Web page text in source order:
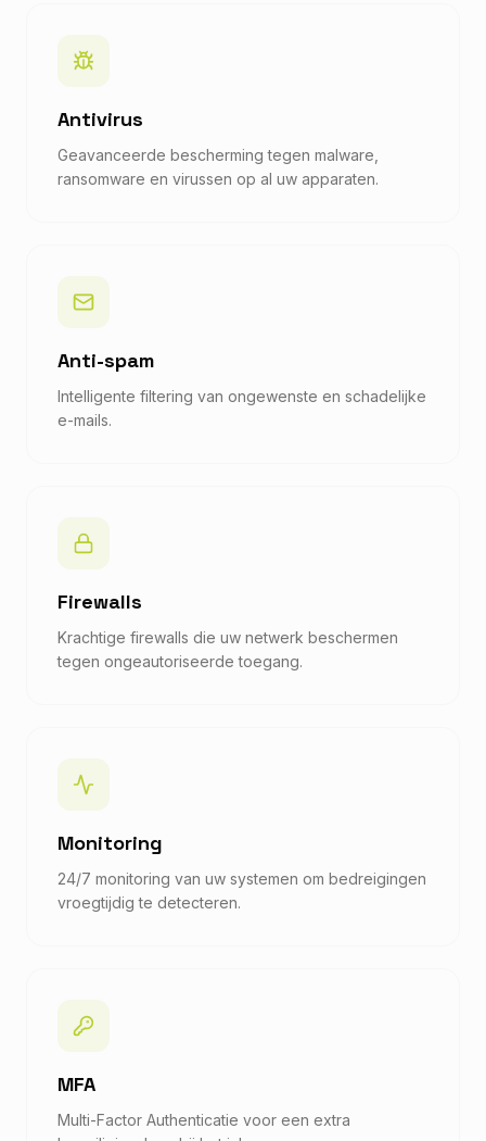
Antivirus
Geavanceerde bescherming tegen malware,
ransomware en virussen op al uw apparaten.
Anti-spam
Intelligente filtering van ongewenste en schadelijke
e-mails.
Firewalls
Krachtige firewalls die uw netwerk beschermen
tegen ongeautoriseerde toegang.
Monitoring
24/7 monitoring van uw systemen om bedreigingen
vroegtijdig te detecteren.
MFA
Multi-Factor Authenticatie voor een extra